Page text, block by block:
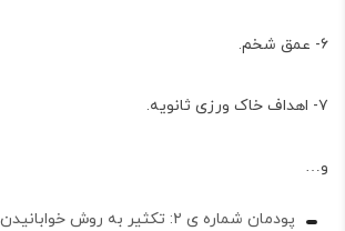
۶- عمق شخم.
۷- اهداف خاک ورزی ثانویه.
و…
پودمان شماره ی ۲: تکثیر به روش خوابانیدن.